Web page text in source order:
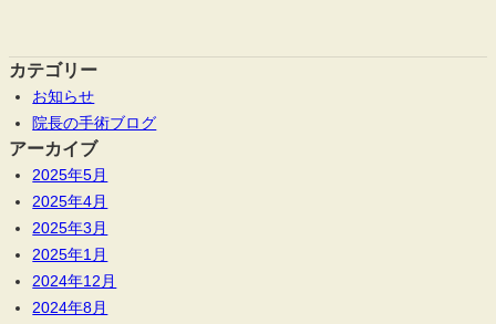
カテゴリー
お知らせ
院長の手術ブログ
アーカイブ
2025年5月
2025年4月
2025年3月
2025年1月
2024年12月
2024年8月